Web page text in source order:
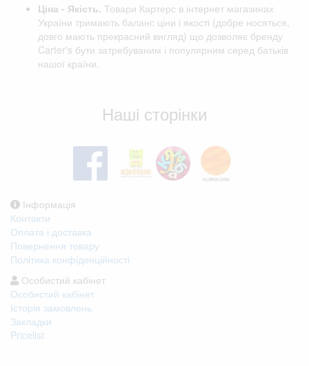
Ціна - Якість. Товари Картерс в інтернет магазинах
України тримають баланс ціни і якості (добре носяться,
довго мають прекрасний вигляд) що дозволяє бренду
Carter's бути затребуваним і популярним серед батьків
нашої країни.
Наші сторінки
Інформація
Контакти
Оплата і доставка
Повернення товару
Політика конфіденційності
Особистий кабінет
Особистий кабінет
Історія замовлень
Закладки
Pricelist